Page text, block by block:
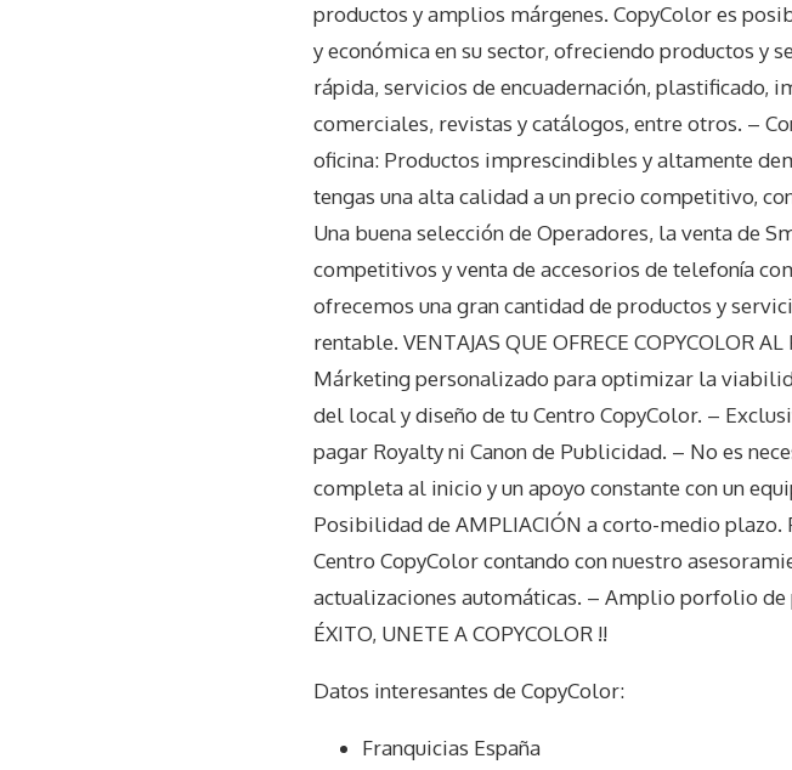
productos y amplios márgenes. CopyColor es
y económica en su sector, ofreciendo productos y
rápida, servicios de encuadernación,
comerciales, revistas y catálogos, entre otros. –
oficina: Productos imprescindibles y altamente
tengas una alta calidad a un precio competitivo,
Una buena selección de Operadores, la venta de
competitivos y venta de accesorios de telefonía
ofrecemos una gran cantidad de productos y
rentable. VENTAJAS QUE OFRECE COPYCOLOR
Márketing personalizado para optimizar la
del local y diseño de tu Centro CopyColor. –
pagar Royalty ni Canon de Publicidad. – No es
completa al inicio y un apoyo constante con un
Posibilidad de AMPLIACIÓN a corto-medio
Centro CopyColor contando con nuestro
actualizaciones automáticas. – Amplio porfolio de
ÉXITO, UNETE A COPYCOLOR !!
Datos interesantes de CopyColor:
Franquicias España